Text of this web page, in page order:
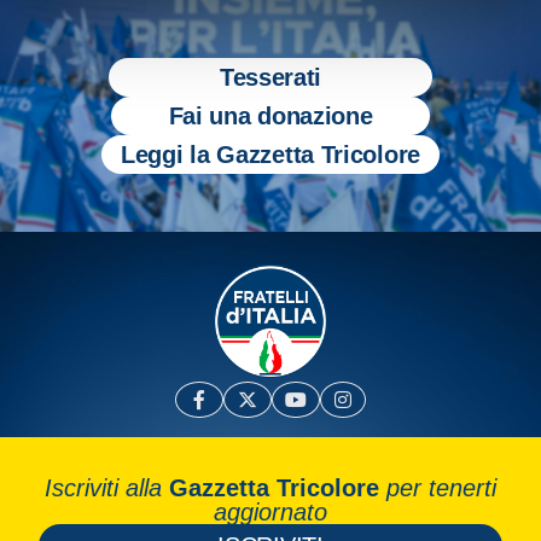
Tesserati
Fai una donazione
Leggi la Gazzetta Tricolore
Iscriviti alla Gazzetta Tricolore per tenerti
aggiornato